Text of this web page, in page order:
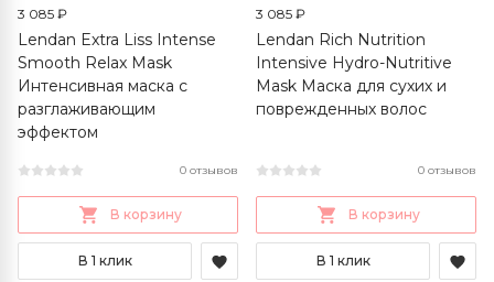
3 085 ₽
Lendan Extra Liss Intense
Smooth Relax Mask
Интенсивная маска с
разглаживающим
эффектом
0 отзывов
В корзину
В 1 клик
3 085 ₽
Lendan Rich Nutrition
Intensive Hydro-Nutritive
Mask Маска для сухих и
поврежденных волос
0 отзывов
В корзину
В 1 клик